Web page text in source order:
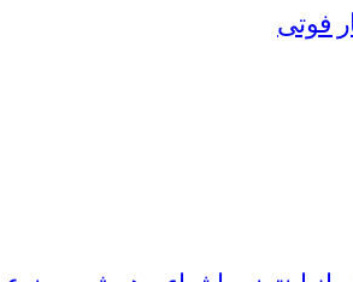
فوتی